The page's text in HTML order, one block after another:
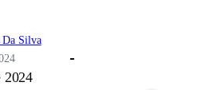
Da Silva
2024